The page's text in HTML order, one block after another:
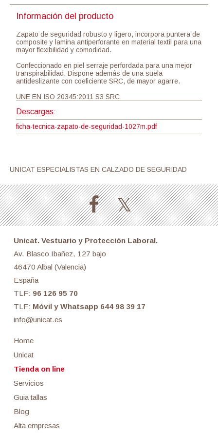
Información del producto
Zapato de seguridad robusto y ligero, incorpora puntera de
composite y lamina antiperforante en material textil para una
mayor flexibilidad y comodidad.
Confeccionado en piel serraje perfordada para una mejor
transpirabilidad. Dispone además de una suela
antideslizante con coeficiente SRC, de mayor agarre.
UNE EN ISO 20345:2011 S3 SRC
Descargas:
ficha-tecnica-zapato-de-seguridad-1027m.pdf
UNICAT ESPECIALISTAS EN CALZADO DE SEGURIDAD
Unicat. Vestuario y Protección Laboral.
Av. Blasco Ibañez, 127 bajo
46470 Albal (Valencia)
España
TLF: 96 126 95 70
TLF: Móvil y Whatsapp 644 98 39 17
info@unicat.es
Home
Unicat
Tienda on line
Servicios
Guia tallas
Blog
Alta empresas